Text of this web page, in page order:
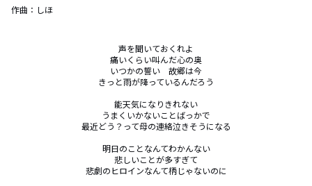
作曲： しほ
声を聞いておくれよ
痛いくらい叫んだ心の奥
いつかの誓い　故郷は今
きっと雨が降っているんだろう
能天気になりきれない
うまくいかないことばっかで
最近どう？って母の連絡泣きそうになる
明日のことなんてわかんない
悲しいことが多すぎて
悲劇のヒロインなんて柄じゃないのに